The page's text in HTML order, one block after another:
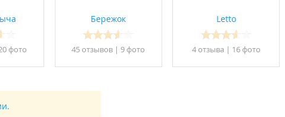
фото
Бережок
45 отзывов | 9 фото
Letto
4 отзывa | 16 фото